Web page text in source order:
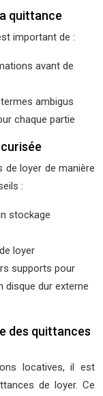
quittance
important de :
avant de
ambigus
chaque partie
loyer de manière
:
stockage
loyer
supports pour
disque dur externe
des quittances
locatives, il est
de loyer. Ce